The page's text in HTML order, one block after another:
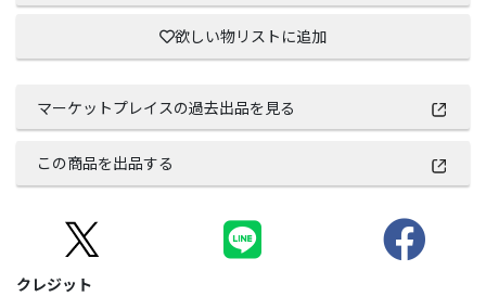
欲しい物リストに追加
マーケットプレイスの過去出品を見る
この商品を出品する
クレジット